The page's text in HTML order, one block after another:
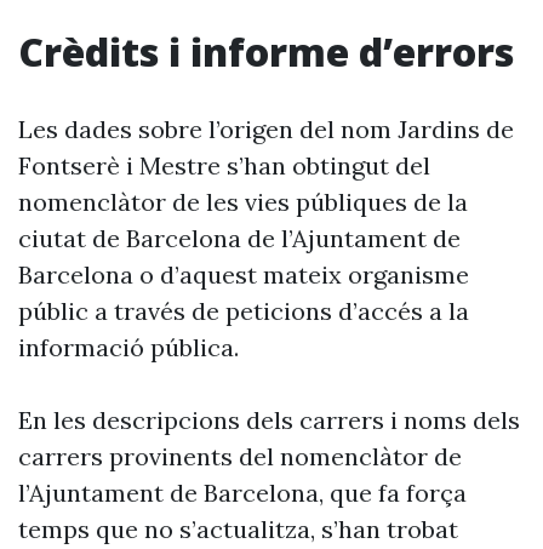
Crèdits i informe d’errors
Les dades sobre l’origen del nom Jardins de
Fontserè i Mestre s’han obtingut del
nomenclàtor de les vies públiques de la
ciutat de Barcelona de l’Ajuntament de
Barcelona o d’aquest mateix organisme
públic a través de peticions d’accés a la
informació pública.
En les descripcions dels carrers i noms dels
carrers provinents del nomenclàtor de
l’Ajuntament de Barcelona, que fa força
temps que no s’actualitza, s’han trobat